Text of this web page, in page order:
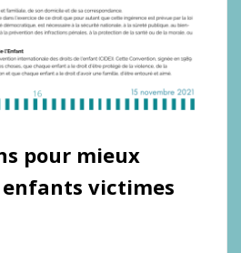
pour mieux
victimes